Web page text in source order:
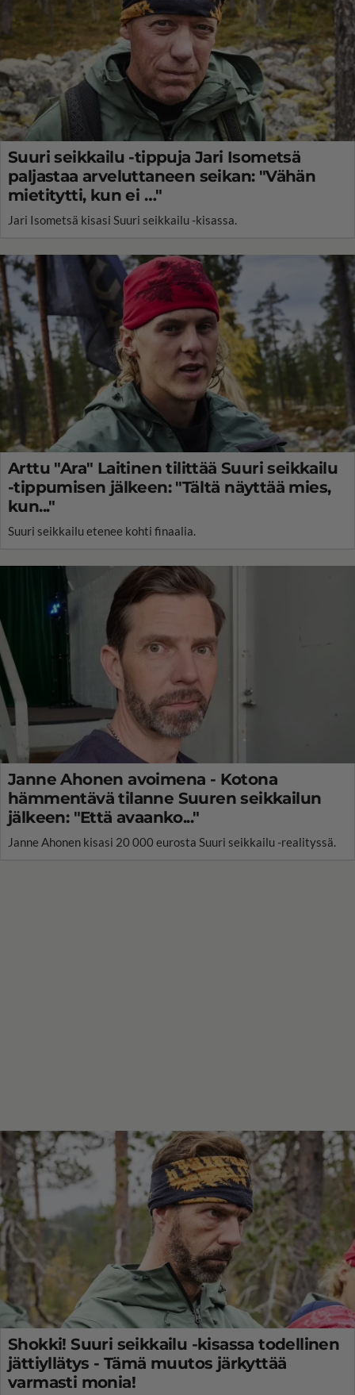
Suuri seikkailu -tippuja Jari Isometsä
paljastaa arveluttaneen seikan: "Vähän
mietitytti, kun ei …"
Jari Isometsä kisasi Suuri seikkailu -kisassa.
Arttu "Ara" Laitinen tilittää Suuri seikkailu
-tippumisen jälkeen: "Tältä näyttää mies,
kun..."
Suuri seikkailu etenee kohti finaalia.
Janne Ahonen avoimena - Kotona
hämmentävä tilanne Suuren seikkailun
jälkeen: "Että avaanko..."
Janne Ahonen kisasi 20 000 eurosta Suuri seikkailu -realityssä.
Shokki! Suuri seikkailu -kisassa todellinen
jättiyllätys - Tämä muutos järkyttää
varmasti monia!